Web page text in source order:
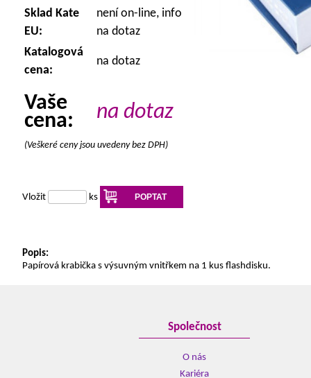
Sklad Kate
EU:
není on-line, info
na dotaz
Katalogová
cena:
na dotaz
Vaše
cena:
na dotaz
(Veškeré ceny jsou uvedeny bez DPH)
Vložit ks POPTAT
Popis:
Papírová krabička s výsuvným vnitřkem na 1 kus flashdisku.
Společnost
O nás
Kariéra